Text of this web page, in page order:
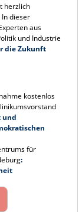
herzlich
dieser
aus
und Industrie
die Zukunft
kostenlos
und
für
: